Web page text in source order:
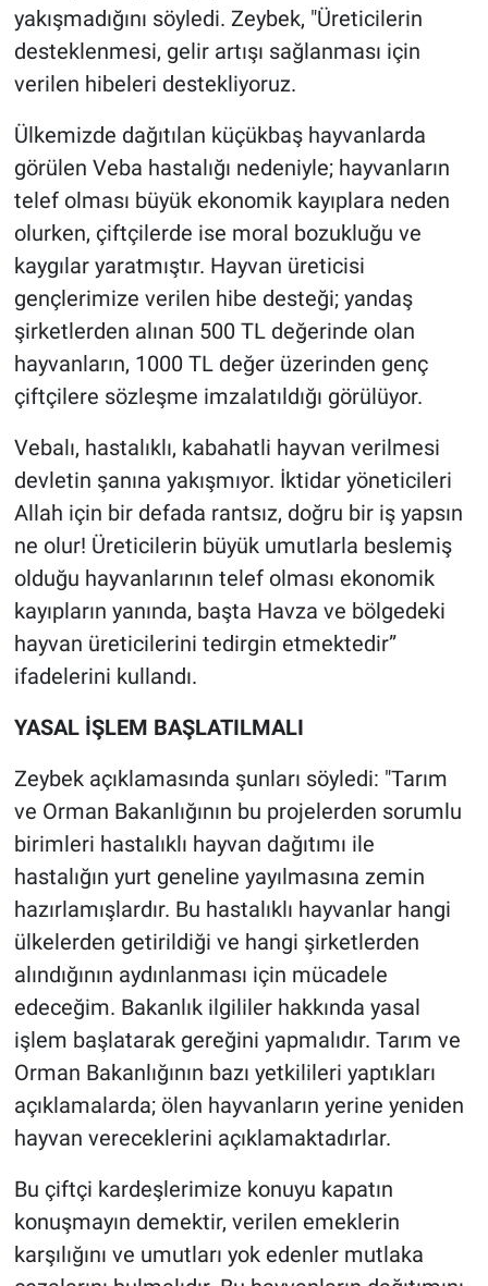
yakışmadığını söyledi. Zeybek, "Üreticilerin
desteklenmesi, gelir artışı sağlanması için
verilen hibeleri destekliyoruz.
Ülkemizde dağıtılan küçükbaş hayvanlarda
görülen Veba hastalığı nedeniyle; hayvanların
telef olması büyük ekonomik kayıplara neden
olurken, çiftçilerde ise moral bozukluğu ve
kaygılar yaratmıştır. Hayvan üreticisi
gençlerimize verilen hibe desteği; yandaş
şirketlerden alınan 500 TL değerinde olan
hayvanların, 1000 TL değer üzerinden genç
çiftçilere sözleşme imzalatıldığı görülüyor.
Vebalı, hastalıklı, kabahatli hayvan verilmesi
devletin şanına yakışmıyor. İktidar yöneticileri
Allah için bir defada rantsız, doğru bir iş yapsın
ne olur! Üreticilerin büyük umutlarla beslemiş
olduğu hayvanlarının telef olması ekonomik
kayıpların yanında, başta Havza ve bölgedeki
hayvan üreticilerini tedirgin etmektedir”
ifadelerini kullandı.
YASAL İŞLEM BAŞLATILMALI
Zeybek açıklamasında şunları söyledi: "Tarım
ve Orman Bakanlığının bu projelerden sorumlu
birimleri hastalıklı hayvan dağıtımı ile
hastalığın yurt geneline yayılmasına zemin
hazırlamışlardır. Bu hastalıklı hayvanlar hangi
ülkelerden getirildiği ve hangi şirketlerden
alındığının aydınlanması için mücadele
edeceğim. Bakanlık ilgililer hakkında yasal
işlem başlatarak gereğini yapmalıdır. Tarım ve
Orman Bakanlığının bazı yetkilileri yaptıkları
açıklamalarda; ölen hayvanların yerine yeniden
hayvan vereceklerini açıklamaktadırlar.
Bu çiftçi kardeşlerimize konuyu kapatın
konuşmayın demektir, verilen emeklerin
karşılığını ve umutları yok edenler mutlaka